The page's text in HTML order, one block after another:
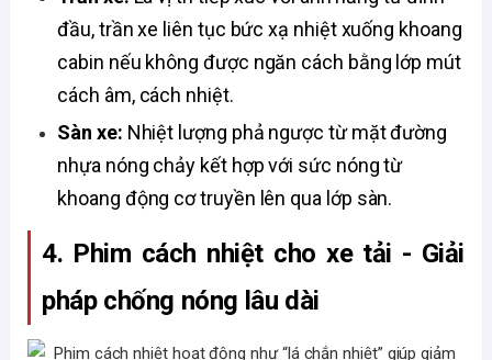
đầu, trần xe liên tục bức xạ nhiệt xuống khoang
cabin nếu không được ngăn cách bằng lớp mút
cách âm, cách nhiệt.
Sàn xe: Nhiệt lượng phả ngược từ mặt đường
nhựa nóng chảy kết hợp với sức nóng từ
khoang động cơ truyền lên qua lớp sàn.
4. Phim cách nhiệt cho xe tải - Giải
pháp chống nóng lâu dài